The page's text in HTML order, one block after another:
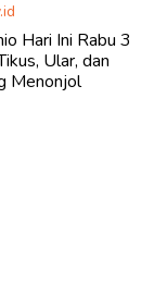
Hari Ini Rabu 3
Ular, dan
Menonjol